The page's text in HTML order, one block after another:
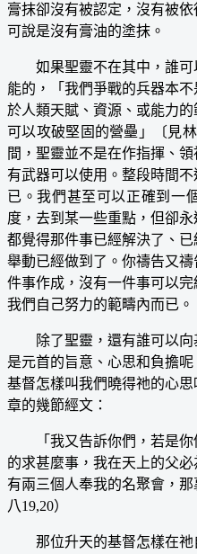
膏抹卻沒有被認定，沒有被
可說是沒有膏油的塗抹。
如果聖靈不在其中，誰可
能的，「我們爭戰的兵器本
於人類天賦、資源、或能力
可以攻破堅固的營壘」〔見
間，聖靈並不是在作指揮、
有武器可以使用。整段時間
已。我們甚至可以正確到一
度，去到某一些重點，但卻
都覺得那件事已經解決了、
舉動已經做到了。你禱告又
件事作成，沒有一件事可以
我們自己努力的範疇內而已。
除了聖靈，還有誰可以向
是元首的旨意、心思和負擔
基督怎樣叫我們曉得祂的心
章的幾節經文：
「我又告訴你們，若是你
的求甚麼事，我在天上的父
有兩三個人奉我的名聚會，
八19,20）
那位升天的基督怎樣在祂